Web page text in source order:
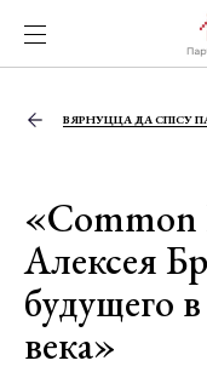
ВЯРНУЦЦА ДА СПІСУ
Алексея
будущего
века»